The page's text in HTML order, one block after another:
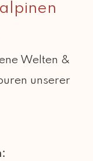
Welten &
unserer